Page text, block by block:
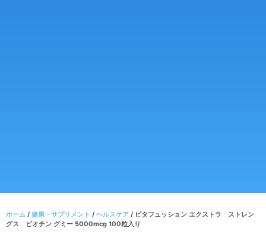
ホーム / 健康・サプリメント / ヘルスケア / ビタフュッション エクストラ ストレン
グス ビオチン グミー 5000mcg 100粒入り